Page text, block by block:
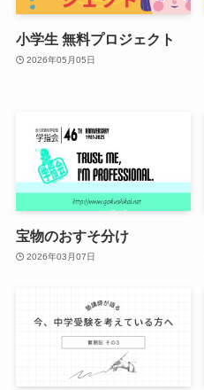
小学生 無料プロジェクト
2026年05月05日
宝物のおすそ分け
2026年03月07日